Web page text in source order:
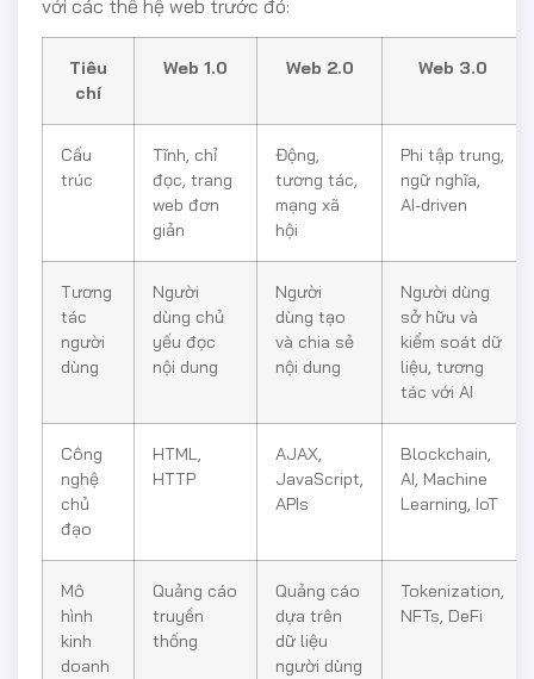
với các thế hệ web trước đó:
Tiêu
chí
Web 1.0 Web 2.0 Web 3.0
Cấu
trúc
Tĩnh, chỉ
đọc, trang
web đơn
giản
Động,
tương tác,
mạng xã
hội
Phi tập trung,
ngữ nghĩa,
AI-driven
Tương
tác
người
dùng
Người
dùng chủ
yếu đọc
nội dung
Người
dùng tạo
và chia sẻ
nội dung
Người dùng
sở hữu và
kiểm soát dữ
liệu, tương
tác với AI
Công
nghệ
chủ
đạo
HTML,
HTTP
AJAX,
JavaScript,
APIs
Blockchain,
AI, Machine
Learning, IoT
Mô
hình
kinh
doanh
Quảng cáo
truyền
thống
Quảng cáo
dựa trên
dữ liệu
người dùng
Tokenization,
NFTs, DeFi